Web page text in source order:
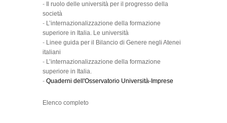
-
Il ruolo delle università per il progresso della
società
- L’internazionalizzazione della formazione
superiore in Italia. Le università
- Linee guida per il Bilancio di Genere negli Atenei
italiani
- L’internazionalizzazione della formazione
superiore in Italia.
- Quaderni dell'Osservatorio Università-Imprese
Elenco completo